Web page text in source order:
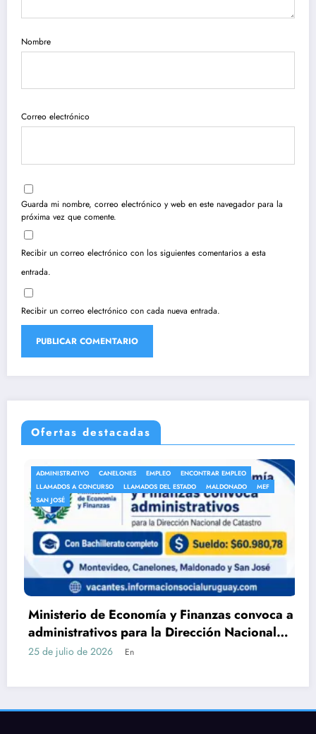
Nombre
Correo electrónico
Guarda mi nombre, correo electrónico y web en este navegador para la
próxima vez que comente.
Recibir un correo electrónico con los siguientes comentarios a esta
entrada.
Recibir un correo electrónico con cada nueva entrada.
Ofertas destacadas
CANELONES EMPLEO
ENCONTRAR EMPLEO
A CONCURSO
LLAMADOS DEL ESTADO MALDONADO
MEF
de Economía y Finanzas convoca a
para la Dirección Nacional
Catastro con Bachillerato
julio de 2026 En